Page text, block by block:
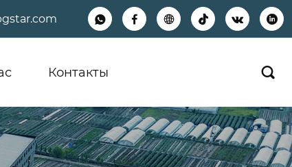
     
Контакты 